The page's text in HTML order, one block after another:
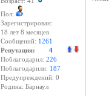
Пол:
Зарегистрирован:
18 лет 8 месяцев
Сообщений: 1261
Репутация: 4
Поблагодарил: 226
Поблагодарили: 187
Предупреждений: 0
Родина: Барнаул